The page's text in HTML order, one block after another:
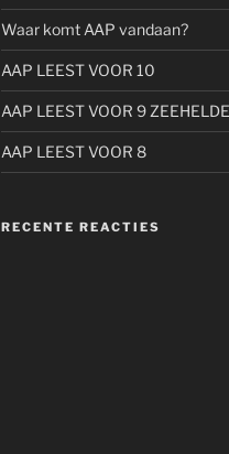
Waar komt AAP vandaan?
AAP LEEST VOOR 10
AAP LEEST VOOR 9
AAP LEEST VOOR 8
RECENTE REACTIES